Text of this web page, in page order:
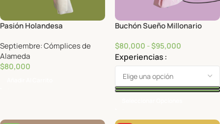
Pasión Holandesa
Septiembre: Cómplices de
Alameda
$80,000
Buchón Sueño Millonario
$80,000 -$95,000
Experiencias